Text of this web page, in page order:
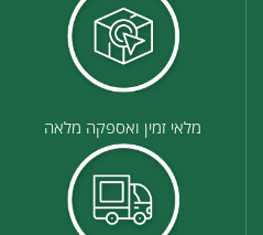
מלאי זמין ואספקה מלאה